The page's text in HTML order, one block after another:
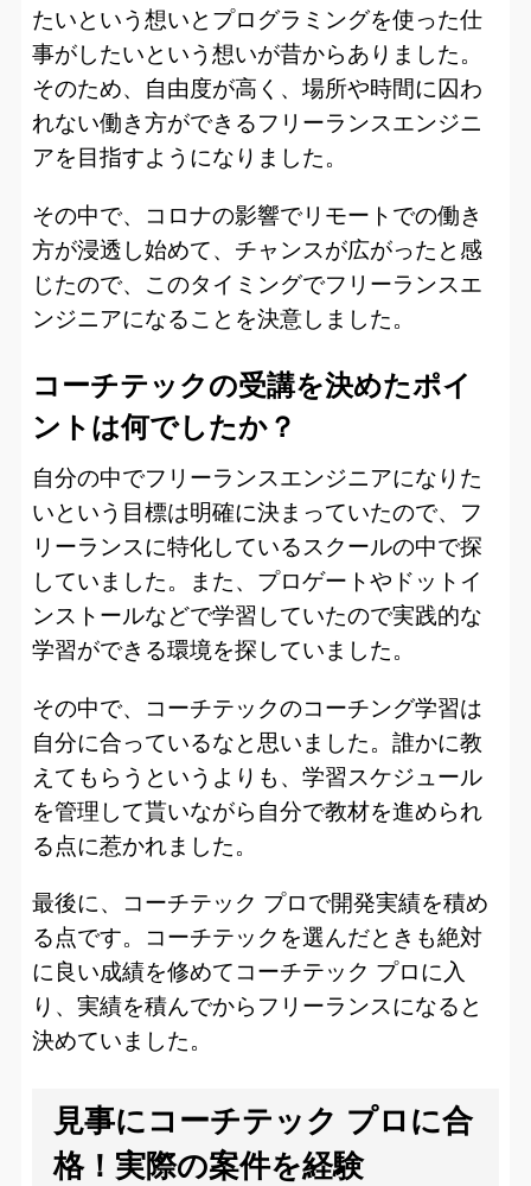
たいという想いとプログラミングを使った仕
事がしたいという想いが昔からありました。
そのため、自由度が高く、場所や時間に囚わ
れない働き方ができるフリーランスエンジニ
アを目指すようになりました。
その中で、コロナの影響でリモートでの働き
方が浸透し始めて、チャンスが広がったと感
じたので、このタイミングでフリーランスエ
ンジニアになることを決意しました。
コーチテックの受講を決めたポイ
ントは何でしたか？
自分の中でフリーランスエンジニアになりた
いという目標は明確に決まっていたので、フ
リーランスに特化しているスクールの中で探
していました。また、プロゲートやドットイ
ンストールなどで学習していたので実践的な
学習ができる環境を探していました。
その中で、コーチテックのコーチング学習は
自分に合っているなと思いました。誰かに教
えてもらうというよりも、学習スケジュール
を管理して貰いながら自分で教材を進められ
る点に惹かれました。
最後に、コーチテック プロで開発実績を積め
る点です。コーチテックを選んだときも絶対
に良い成績を修めてコーチテック プロに入
り、実績を積んでからフリーランスになると
決めていました。
見事にコーチテック プロに合
格！実際の案件を経験